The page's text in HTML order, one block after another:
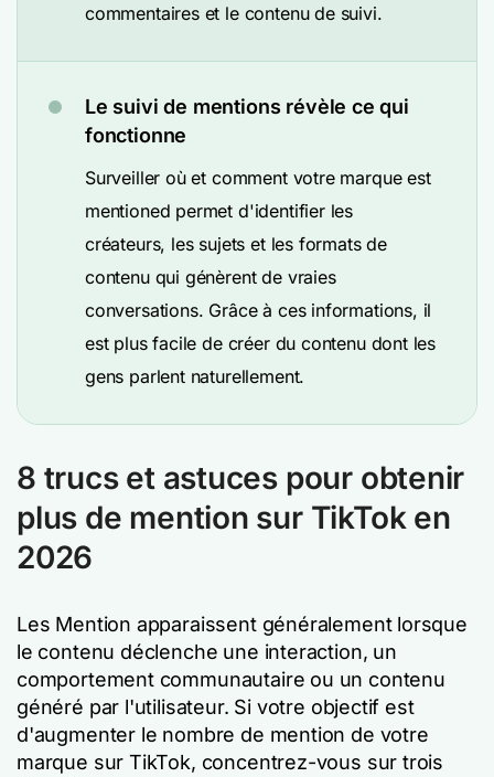
commentaires et le contenu de suivi.
Le suivi de mentions révèle ce qui
fonctionne
Surveiller où et comment votre marque est
mentioned permet d'identifier les
créateurs, les sujets et les formats de
contenu qui génèrent de vraies
conversations. Grâce à ces informations, il
est plus facile de créer du contenu dont les
gens parlent naturellement.
8 trucs et astuces pour obtenir
plus de mention sur TikToken
2026
Les Mention apparaissent généralement lorsque
le contenu déclenche une interaction, un
comportement communautaire ou un contenu
généré par l'utilisateur. Si votre objectif est
d'augmenter le nombre de mention de votre
marque sur TikTok, concentrez-vous sur trois